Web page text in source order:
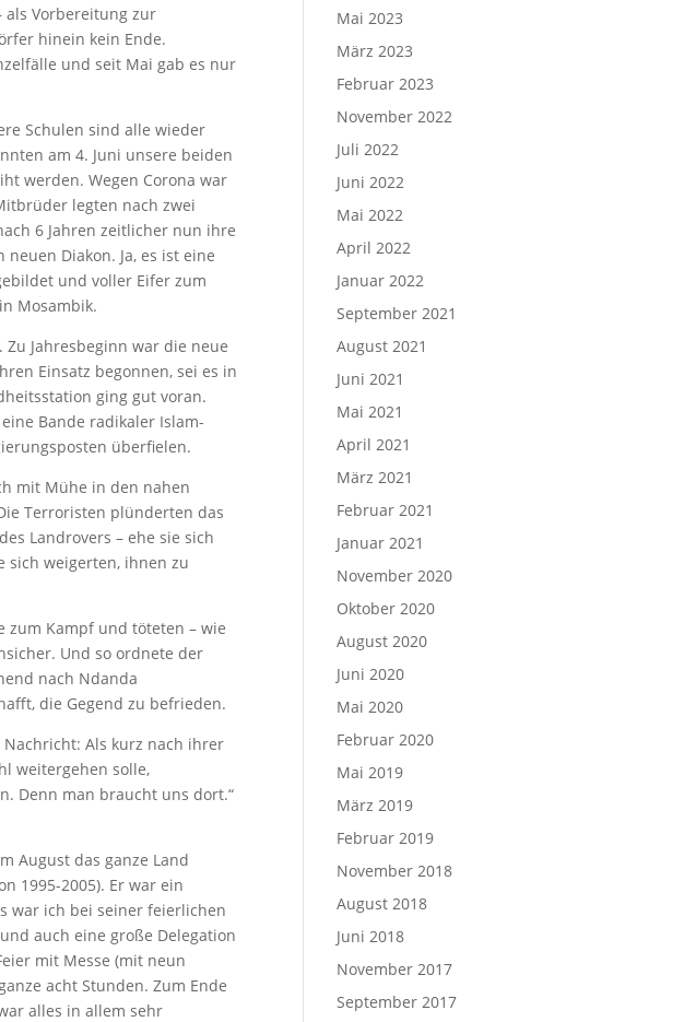
als Vorbereitung zur
hinein kein Ende.
und seit Mai gab es nur
Schulen sind alle wieder
am 4. Juni unsere beiden
werden. Wegen Corona war
legten nach zwei
6 Jahren zeitlicher nun ihre
Diakon. Ja, es ist eine
und voller Eifer zum
Mosambik.
Jahresbeginn war die neue
Einsatz begonnen, sei es in
ging gut voran.
Bande radikaler Islam-
überfielen.
mit Mühe in den nahen
Terroristen plünderten das
Landrovers – ehe sie sich
sich weigerten, ihnen zu
zum Kampf und töteten – wie
Und so ordnete der
nach Ndanda
die Gegend zu befrieden.
Als kurz nach ihrer
weitergehen solle,
Denn man braucht uns dort.“
August das ganze Land
1995-2005). Er war ein
war ich bei seiner feierlichen
auch eine große Delegation
mit Messe (mit neun
acht Stunden. Zum Ende
alles in allem sehr
Mai 2023
März 2023
Februar 2023
November 2022
Juli 2022
Juni 2022
Mai 2022
April 2022
Januar 2022
September 2021
August 2021
Juni 2021
Mai 2021
April 2021
März 2021
Februar 2021
Januar 2021
November 2020
Oktober 2020
August 2020
Juni 2020
Mai 2020
Februar 2020
Mai 2019
März 2019
Februar 2019
November 2018
August 2018
Juni 2018
November 2017
September 2017